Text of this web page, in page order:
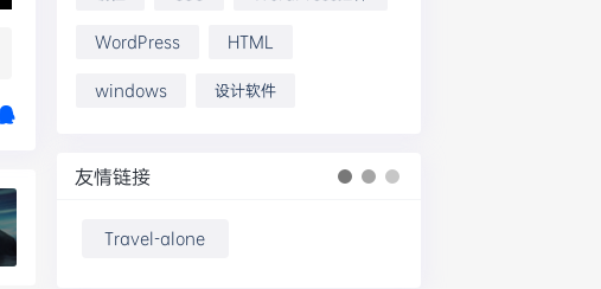
WordPress HTML
windows 设计软件
友情链接
Travel-alone